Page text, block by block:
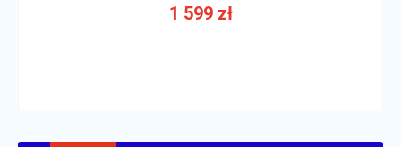
1 599 zł